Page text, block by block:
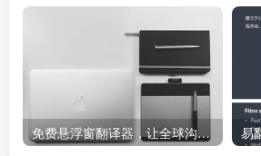
免费悬浮窗翻译器，让全球沟通无障碍！